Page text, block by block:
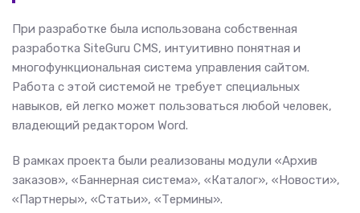
При разработке была использована собственная
разработка SiteGuru CMS, интуитивно понятная и
многофункциональная система управления сайтом.
Работа с этой системой не требует специальных
навыков, ей легко может пользоваться любой человек,
владеющий редактором Word.
В рамках проекта были реализованы модули «Архив
заказов», «Баннерная система», «Каталог», «Новости»,
«Партнеры», «Статьи», «Термины».